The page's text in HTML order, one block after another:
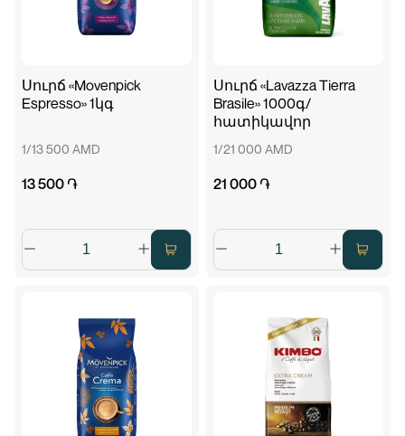
Սուրճ «Movenpick
Espresso» 1կգ
1/13 500 AMD
13 500 ֏
Սուրճ «Lavazza Tierra
Brasile» 1000գ/
հատիկավոր
1/21 000 AMD
21 000 ֏